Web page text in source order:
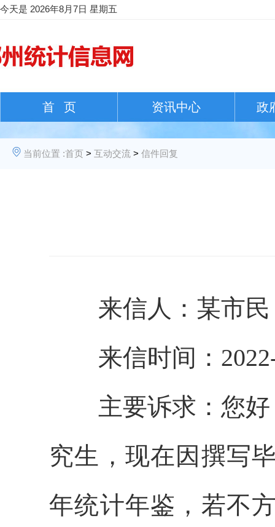
今天是 2026年8月7日 星期五
首 页 资讯中心 政
当前位置 :首页 > 互动交流 > 信件回复
来信人：某市民
来信时间：2022-
主要诉求：您好
究生，现在因撰写
年统计年鉴，若不